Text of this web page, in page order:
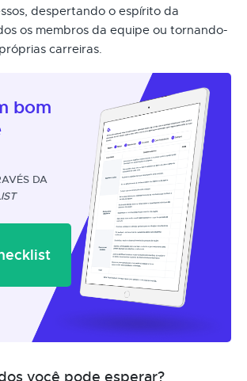
despertando o espírito da
os membros da equipe ou tornando-
carreiras.
bom
DA
você pode esperar?